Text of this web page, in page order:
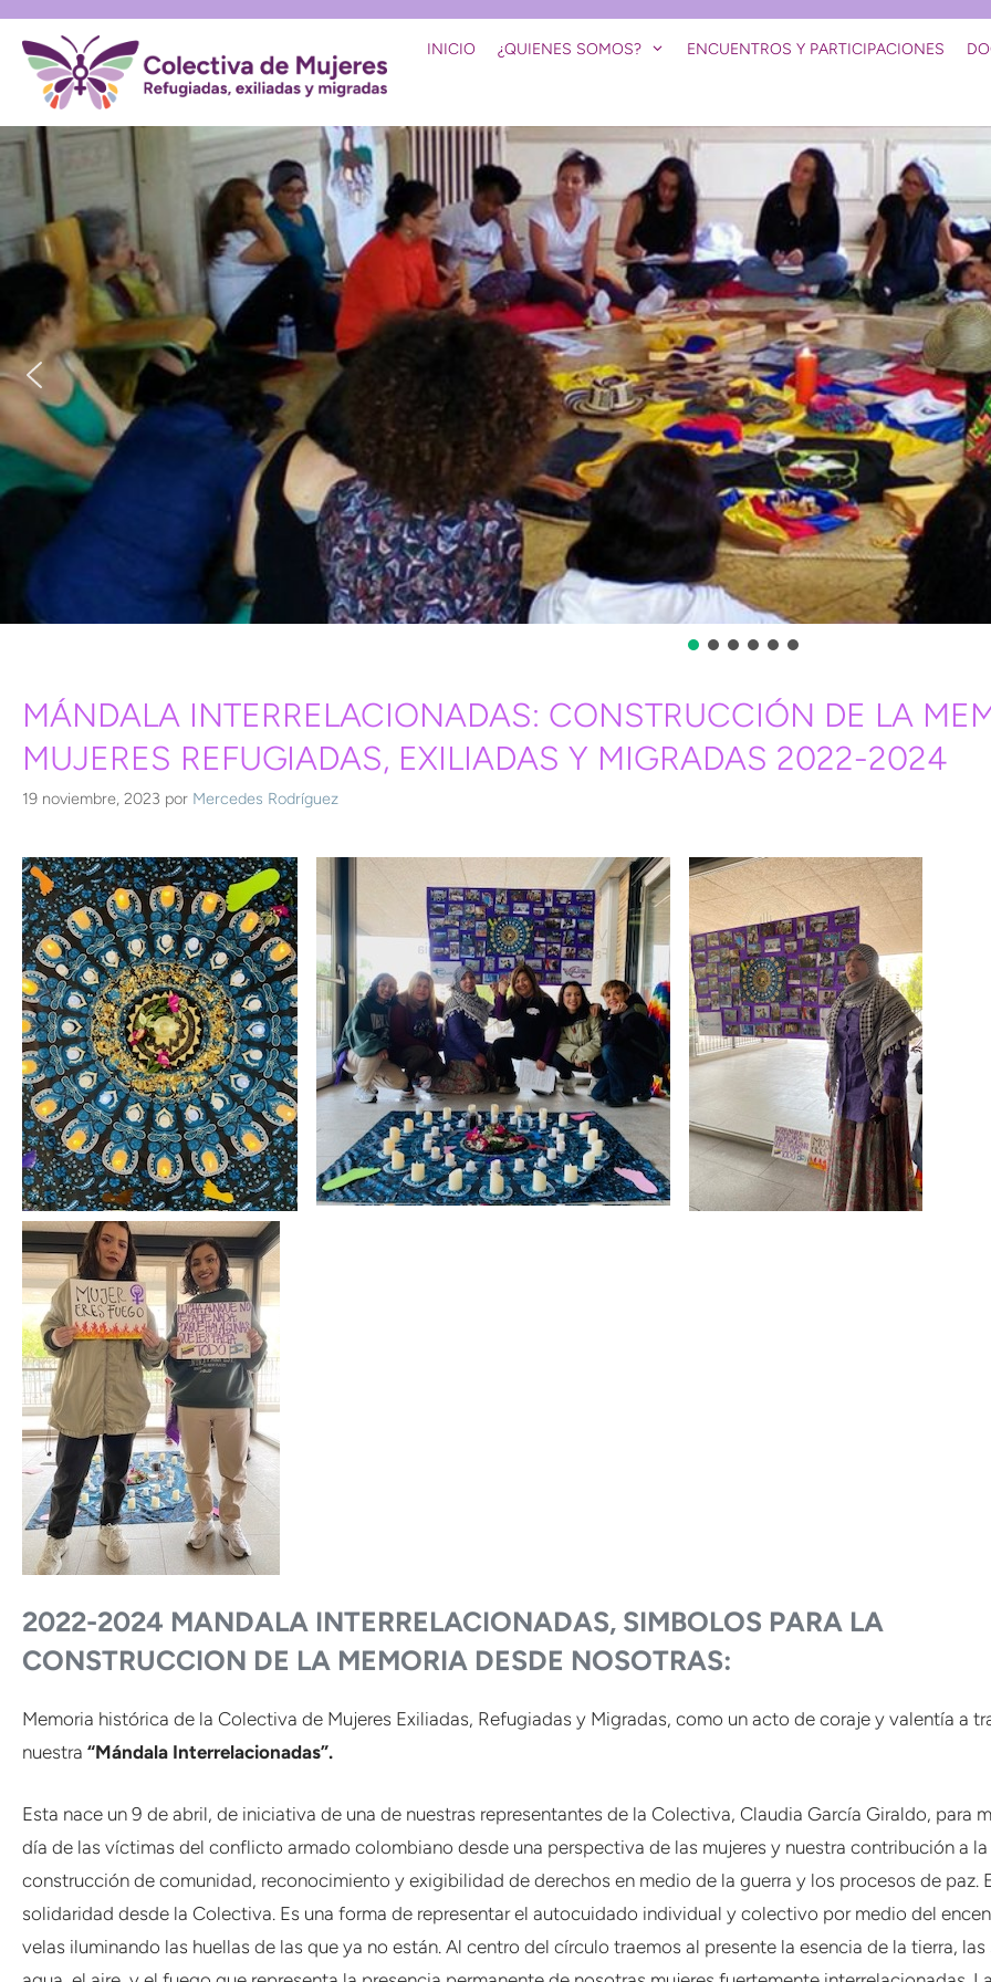
INICIO ¿QUIENES SOMOS? ENCUENTROS Y PARTICIPACIONES
MÁNDALA INTERRELACIONADAS: CONSTRUCCIÓN DE LA
MUJERES REFUGIADAS, EXILIADAS Y MIGRADAS 2022-2024
19 noviembre, 2023 por Mercedes Rodríguez
2022-2024 MANDALA INTERRELACIONADAS, SIMBOLOS PARA LA
CONSTRUCCION DE LA MEMORIA DESDE NOSOTRAS:
Memoria histórica de la Colectiva de Mujeres Exiliadas, Refugiadas y Migradas, como un acto de coraje y valentía a
nuestra “Mándala Interrelacionadas”.
Esta nace un 9 de abril, de iniciativa de una de nuestras representantes de la Colectiva, Claudia García Giraldo, para
día de las víctimas del conflicto armado colombiano desde una perspectiva de las mujeres y nuestra contribución a
construcción de comunidad, reconocimiento y exigibilidad de derechos en medio de la guerra y los procesos de paz.
solidaridad desde la Colectiva. Es una forma de representar el autocuidado individual y colectivo por medio del
velas iluminando las huellas de las que ya no están. Al centro del círculo traemos al presente la esencia de la tierra, las